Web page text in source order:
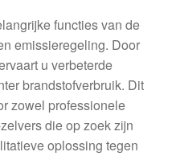
functies van de
emissieregeling. Door
u verbeterde
brandstofverbruik. Dit
zowel professionele
die op zoek zijn
oplossing tegen